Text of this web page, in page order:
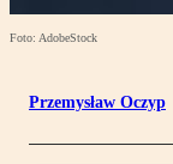
Foto: AdobeStock
Przemysław Oczyp